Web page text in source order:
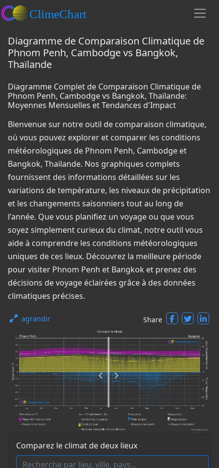
Diagramme de Comparaison Climatique de
Phnom Penh, Cambodge vs Bangkok,
Thaïlande
Diagramme Complet de Comparaison Climatique de
Phnom Penh, Cambodge vs Bangkok, Thaïlande:
Moyennes Mensuelles et Tendances d'Impact
Bienvenue sur notre outil de comparaison climatique,
où vous pouvez explorer et comparer les conditions
météorologiques de Phnom Penh, Cambodge et
Bangkok, Thaïlande. Nos graphiques complets
fournissent des informations détaillées sur les
variations de température, les niveaux de précipitation
et les changements saisonniers tout au long de
l'année. Que vous planifiez un voyage ou que vous
soyez simplement curieux du climat, notre outil vous
aide à comprendre les conditions météorologiques
uniques de ces lieux. Découvrez la meilleure période
pour visiter Phnom Penh et Bangkok et prenez des
décisions de voyage éclairées grâce à des données
climatiques précises.
agrandir Share
Comparez le climat de deux lieux